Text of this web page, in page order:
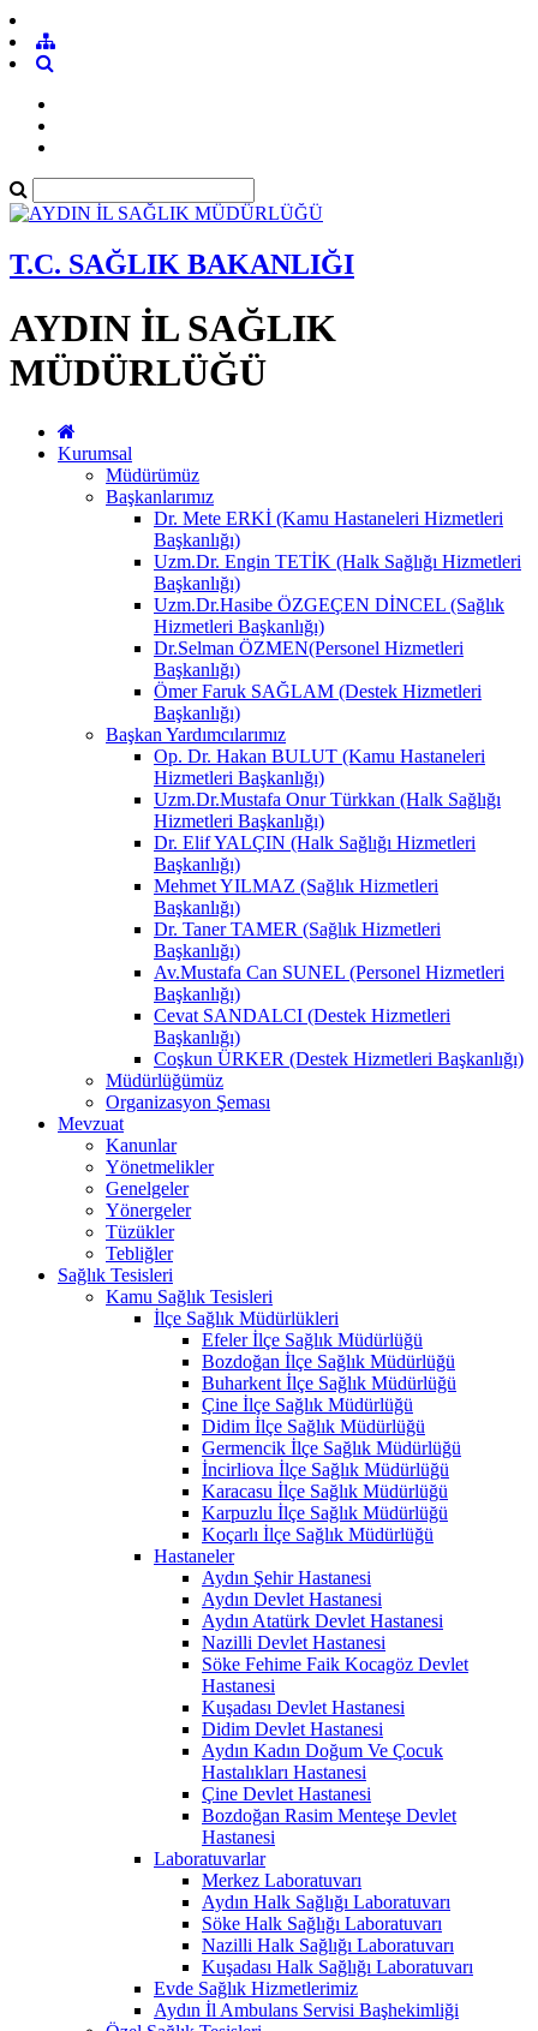
T.C. SAĞLIK BAKANLIĞI
AYDIN İL SAĞLIK
MÜDÜRLÜĞÜ
Kurumsal
Müdürümüz
Başkanlarımız
Dr. Mete ERKİ (Kamu Hastaneleri Hizmetleri
Başkanlığı)
Uzm.Dr. Engin TETİK (Halk Sağlığı Hizmetleri
Başkanlığı)
Uzm.Dr.Hasibe ÖZGEÇEN DİNCEL (Sağlık
Hizmetleri Başkanlığı)
Dr.Selman ÖZMEN(Personel Hizmetleri
Başkanlığı)
Ömer Faruk SAĞLAM (Destek Hizmetleri
Başkanlığı)
Başkan Yardımcılarımız
Op. Dr. Hakan BULUT (Kamu Hastaneleri
Hizmetleri Başkanlığı)
Uzm.Dr.Mustafa Onur Türkkan (Halk Sağlığı
Hizmetleri Başkanlığı)
Dr. Elif YALÇIN (Halk Sağlığı Hizmetleri
Başkanlığı)
Mehmet YILMAZ (Sağlık Hizmetleri
Başkanlığı)
Dr. Taner TAMER (Sağlık Hizmetleri
Başkanlığı)
Av.Mustafa Can SUNEL (Personel Hizmetleri
Başkanlığı)
Cevat SANDALCI (Destek Hizmetleri
Başkanlığı)
Coşkun ÜRKER (Destek Hizmetleri Başkanlığı)
Müdürlüğümüz
Organizasyon Şeması
Mevzuat
Kanunlar
Yönetmelikler
Genelgeler
Yönergeler
Tüzükler
Tebliğler
Sağlık Tesisleri
Kamu Sağlık Tesisleri
İlçe Sağlık Müdürlükleri
Efeler İlçe Sağlık Müdürlüğü
Bozdoğan İlçe Sağlık Müdürlüğü
Buharkent İlçe Sağlık Müdürlüğü
Çine İlçe Sağlık Müdürlüğü
Didim İlçe Sağlık Müdürlüğü
Germencik İlçe Sağlık Müdürlüğü
İncirliova İlçe Sağlık Müdürlüğü
Karacasu İlçe Sağlık Müdürlüğü
Karpuzlu İlçe Sağlık Müdürlüğü
Koçarlı İlçe Sağlık Müdürlüğü
Hastaneler
Aydın Şehir Hastanesi
Aydın Devlet Hastanesi
Aydın Atatürk Devlet Hastanesi
Nazilli Devlet Hastanesi
Söke Fehime Faik Kocagöz Devlet
Hastanesi
Kuşadası Devlet Hastanesi
Didim Devlet Hastanesi
Aydın Kadın Doğum Ve Çocuk
Hastalıkları Hastanesi
Çine Devlet Hastanesi
Bozdoğan Rasim Menteşe Devlet
Hastanesi
Laboratuvarlar
Merkez Laboratuvarı
Aydın Halk Sağlığı Laboratuvarı
Söke Halk Sağlığı Laboratuvarı
Nazilli Halk Sağlığı Laboratuvarı
Kuşadası Halk Sağlığı Laboratuvarı
Evde Sağlık Hizmetlerimiz
Aydın İl Ambulans Servisi Başhekimliği